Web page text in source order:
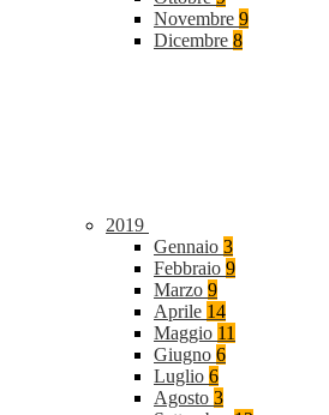
Novembre 9
Dicembre 8
2019
Gennaio 3
Febbraio 9
Marzo 9
Aprile 14
Maggio 11
Giugno 6
Luglio 6
Agosto 3